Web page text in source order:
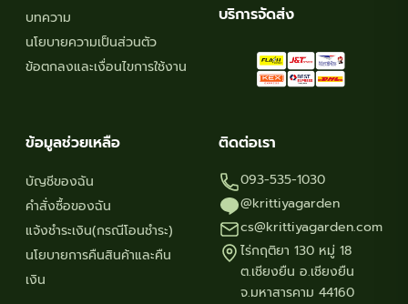
product
บทความ
นโยบายความเป็นส่วนตัว
ข้อตกลงและเงื่อนไขการใช้งาน
บริการจัดส่ง
ข้อมูลช่วยเหลือ
บัญชีของฉัน
คำสั่งซื้อของฉัน
แจ้งชำระเงิน(กรณีโอนชำระ)
นโยบายการคืนสินค้าและคืน
เงิน
ติดต่อเรา
093-535-1030
@krittiyagarden
cs@krittiyagarden.com
ไร่กฤติยา 130 หมู่ 18
ต.เชียงยืน อ.เชียงยืน
จ.มหาสารคาม 44160